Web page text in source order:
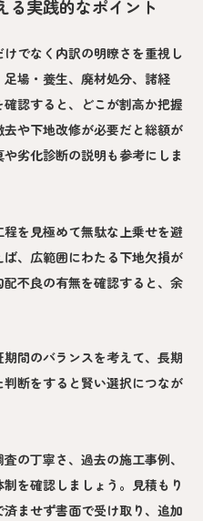
る実践的なポイント
でなく内訳の明瞭さを重視し
場・養生、廃材処分、諸経
認すると、どこが割高か把握
や下地改修が必要だと総額が
劣化診断の説明も参考にしま
を見極めて無駄な上乗せを避
、広範囲にわたる下地欠損が
不良の有無を確認すると、余
間のバランスを考えて、長期
断をすると賢い選択につなが
の丁寧さ、過去の施工事例、
を確認しましょう。見積もり
ませず書面で受け取り、追加